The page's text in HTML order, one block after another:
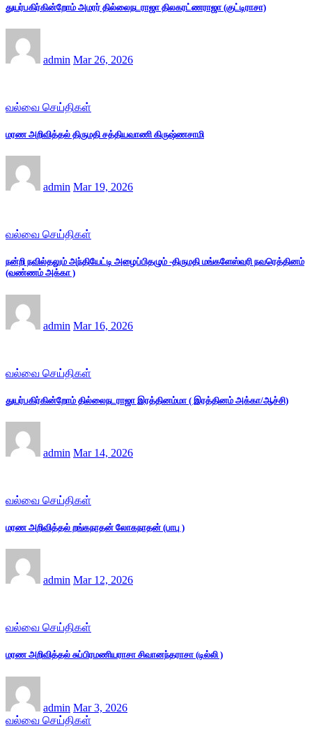
துயர்பகிர்கின்றோம் அமரர் தில்லைநடராஜா திலகரட்ணராஜா (குட்டிராசா)
admin Mar 26, 2026
வல்வை செய்திகள்
மரண அறிவித்தல் திருமதி சத்தியவாணி கிருஷ்ணசாமி
admin Mar 19, 2026
வல்வை செய்திகள்
நன்றி நவில்தலும் அந்தியேட்டி அழைப்பிதழும் -திருமதி மங்களேஸ்வரி நவரெத்தினம்
(வண்ணம் அக்கா )
admin Mar 16, 2026
வல்வை செய்திகள்
துயர்பகிர்கின்றோம் தில்லைநடராஜா இரத்தினம்மா ( இரத்தினம் அக்கா/ஆச்சி)
admin Mar 14, 2026
வல்வை செய்திகள்
மரண அறிவித்தல் றங்கநாதன் லோகநாதன் (பாபு )
admin Mar 12, 2026
வல்வை செய்திகள்
மரண அறிவித்தல் சுப்பிரமணியராசா சிவானந்தராசா (டில்லி )
admin Mar 3, 2026
வல்வை செய்திகள்